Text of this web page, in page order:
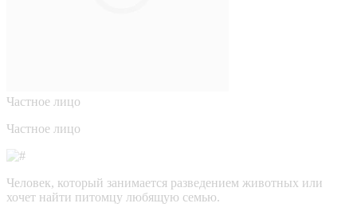
Частное лицо
Частное лицо
Человек, который занимается разведением животных или
хочет найти питомцу любящую семью.